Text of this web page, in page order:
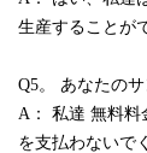
生産することが
Q5。 あなたの
A： 私達 無料料
を支払わないで